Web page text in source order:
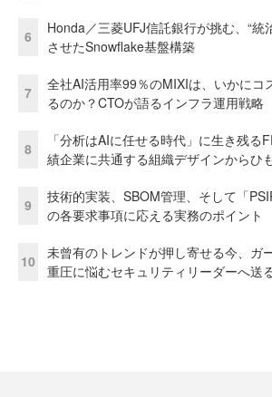
6
Honda／三菱UFJ信託銀行が挑む、“統
させたSnowflake基盤構築
7
全社AI活用率99％のMIXIは、いかにコ
るのか？CTOが語るインフラ運用戦略
8
「分析はAIに任せる時代」に生き残
績企業に共通する組織デザインからひ
9
技術的実装、SBOM管理、そして「
の各要求事項に応える実務のポイント
10
未曾有のトレンドが押し寄せる今、ガ
重圧に悩むセキュリティリーダーへ送